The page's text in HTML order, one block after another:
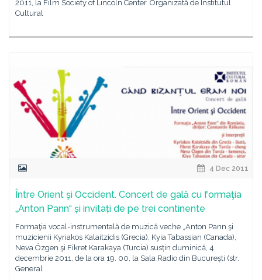
2011, la Film Society of Lincoln Center. Organizată de Institutul
Cultural
4 Dec 2011
Între Orient şi Occident. Concert de gală cu formaţia
„Anton Pann“ și invitați de pe trei continente
Formaţia vocal-instrumentală de muzică veche „Anton Pann şi
muzicienii Kyriakos Kalaitzidis (Grecia), Kyia Tabassian (Canada),
Neva Özgen şi Fikret Karakaya (Turcia) susțin duminică, 4
decembrie 2011, de la ora 19. 00, la Sala Radio din București (str.
General